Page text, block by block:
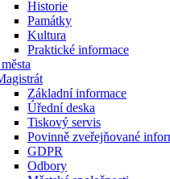
Historie
Památky
Kultura
Praktické informace
Základní informace
Úřední deska
Tiskový servis
Povinně zveřejňované
GDPR
Odbory